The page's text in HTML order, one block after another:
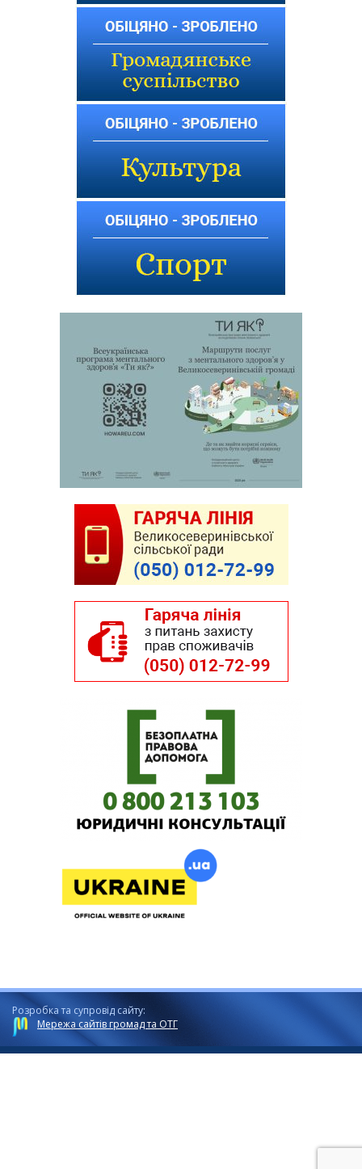
Розробка та супровід сайту:
Мережа сайтів громад та ОТГ